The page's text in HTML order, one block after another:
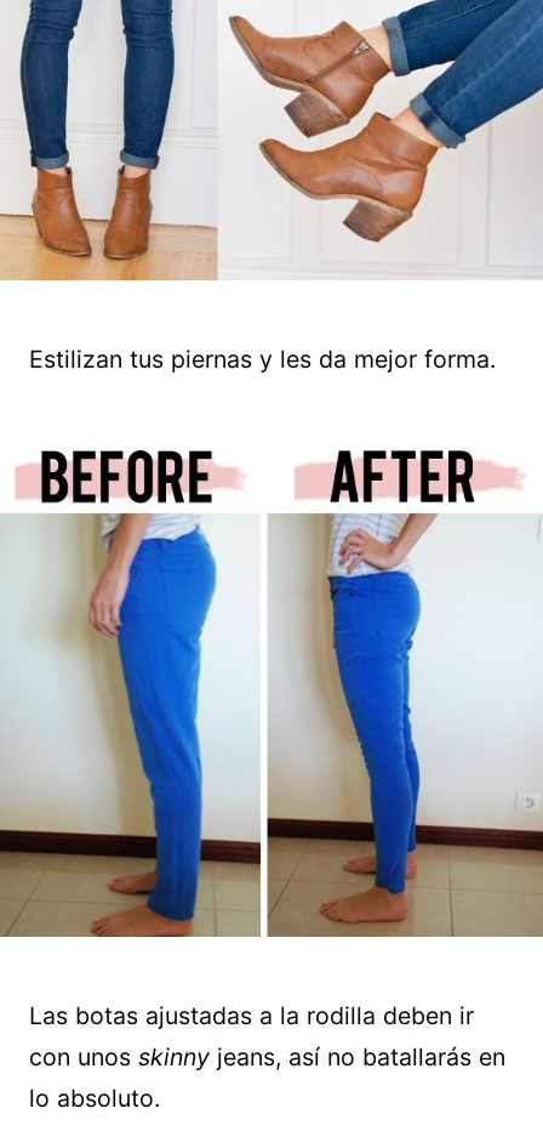
Estilizan tus piernas y les da mejor forma.
Las botas ajustadas a la rodilla deben ir
con unos skinny jeans, así no batallarás en
lo absoluto.